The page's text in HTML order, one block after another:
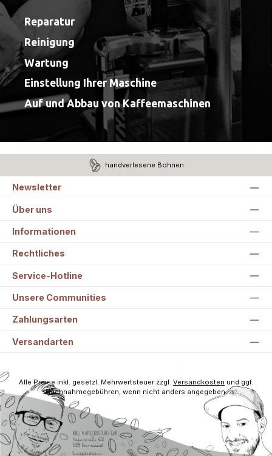
Reparatur
Reinigung
Wartung
Einstellung Ihrer Maschine
Auf und Abbau von Kaffeemaschinen
handverlesene Bohnen
Newsletter
Über uns
Informationen
Rechtliches
Service-Hotline
Unsere Communities
Zahlungsarten
Versandarten
Alle Preise inkl. gesetzl. Mehrwertsteuer zzgl. Versandkosten und ggf.
Nachnahmegebühren, wenn nicht anders angegeben.